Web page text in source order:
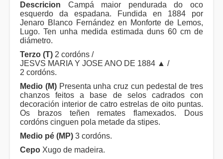
Descricion Campá maior pendurada do oco
esquerdo da espadana. Fundida en 1884 por
Jenaro Blanco Fernández en Monforte de Lemos,
Lugo. Ten unha medida estimada duns 60 cm de
diámetro.
Terzo (T) 2 cordóns /
JESVS MARIA Y JOSE ANO DE 1884 ▲ /
2 cordóns.
Medio (M)Presenta unha cruz cun pedestal de tres
chanzos feitos a base de selos cadrados con
decoración interior de catro estrelas de oito puntas.
Os brazos teñen remates flamexados. Dous
cordóns cinguen pola metade da stipes.
Medio pé (MP) 3 cordóns.
Cepo Xugo de madeira.